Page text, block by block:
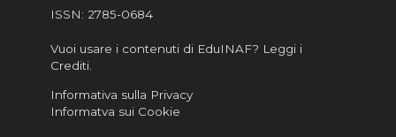
ISSN: 2785-0684
Vuoi usare i contenuti di EduINAF? Leggi i
Crediti.
Informativa sulla Privacy
Informatva sui Cookie